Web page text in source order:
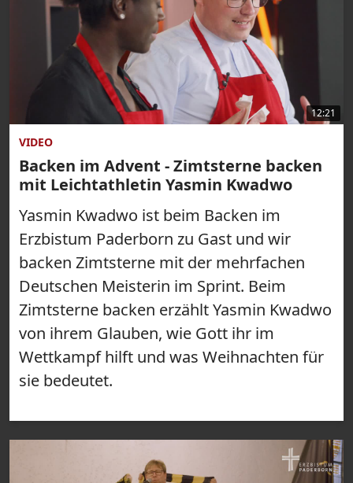
12:21
VIDEO
Backen im Advent - Zimtsterne backen
mit Leichtathletin Yasmin Kwadwo
Yasmin Kwadwo ist beim Backen im
Erzbistum Paderborn zu Gast und wir
backen Zimtsterne mit der mehrfachen
Deutschen Meisterin im Sprint. Beim
Zimtsterne backen erzählt Yasmin Kwadwo
von ihrem Glauben, wie Gott ihr im
Wettkampf hilft und was Weihnachten für
sie bedeutet.